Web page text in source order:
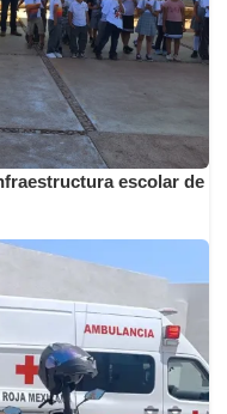
escolar de